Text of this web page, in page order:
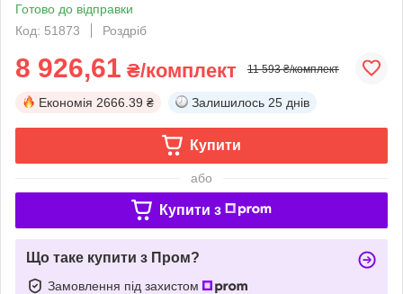
Готово до відправки
Код: 51873
Роздріб
8 926,61 ₴/комплект 11 593 ₴/комплект
Економія 2666.39 ₴ Залишилось 25 днів
Купити
або
Купити з
Що таке купити з Пром?
Замовлення під захистом